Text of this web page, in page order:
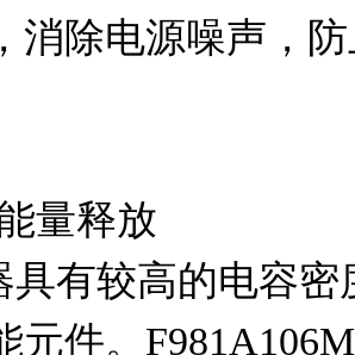
消除电源噪声，
元件。